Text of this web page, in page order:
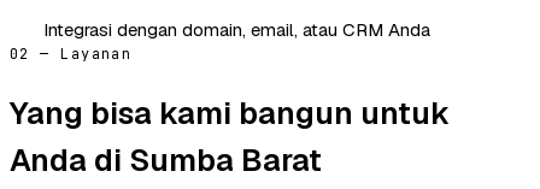
Integrasi dengan domain, email, atau CRM Anda
02 — Layanan
Yang bisa kami bangun untuk
Anda di Sumba Barat